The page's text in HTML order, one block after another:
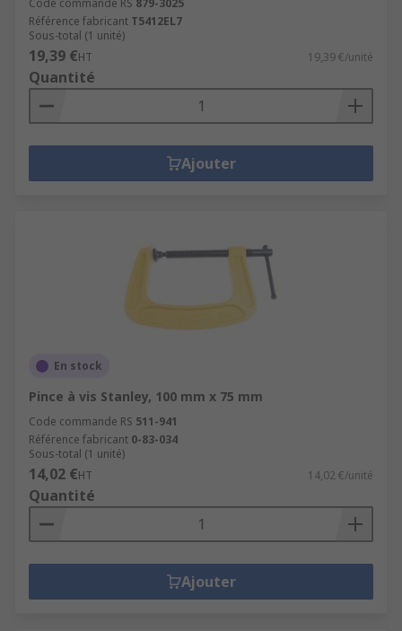
Code commande RS 879-3025
Référence fabricant T5412EL7
Sous-total (1 unité)
19,39 €HT 19,39 €/unité
Quantité
Ajouter
En stock
Pince à vis Stanley, 100 mm x 75 mm
Code commande RS 511-941
Référence fabricant 0-83-034
Sous-total (1 unité)
14,02 €HT 14,02 €/unité
Quantité
Ajouter